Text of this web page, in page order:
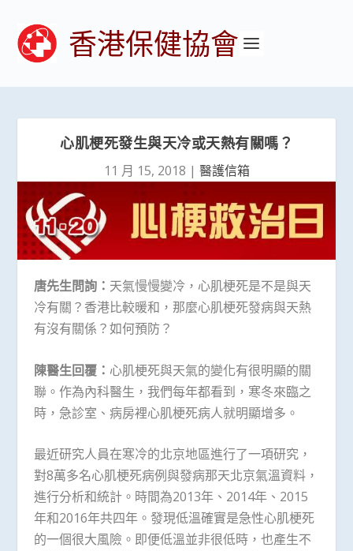
香港保健協會
心肌梗死發生與天冷或天熱有關嗎？
11 月 15, 2018 | 醫護信箱
唐先生問詢： 天氣慢慢變冷，心肌梗死是不是與天
冷有關？香港比較暖和，那麼心肌梗死發病與天熱
有沒有關係？如何預防？
陳醫生回覆： 心肌梗死與天氣的變化有很明顯的關
聯。作為內科醫生，我們每年都看到，寒冬來臨之
時，急診室、病房裡心肌梗死病人就明顯增多。
最近研究人員在寒冷的北京地區進行了一項研究，
對8萬多名心肌梗死病例與發病那天北京氣溫資料，
進行分析和統計。時間為2013年、2014年、2015
年和2016年共四年。發現低溫確實是急性心肌梗死
的一個很大風險。即便低溫並非很低時，也產生不